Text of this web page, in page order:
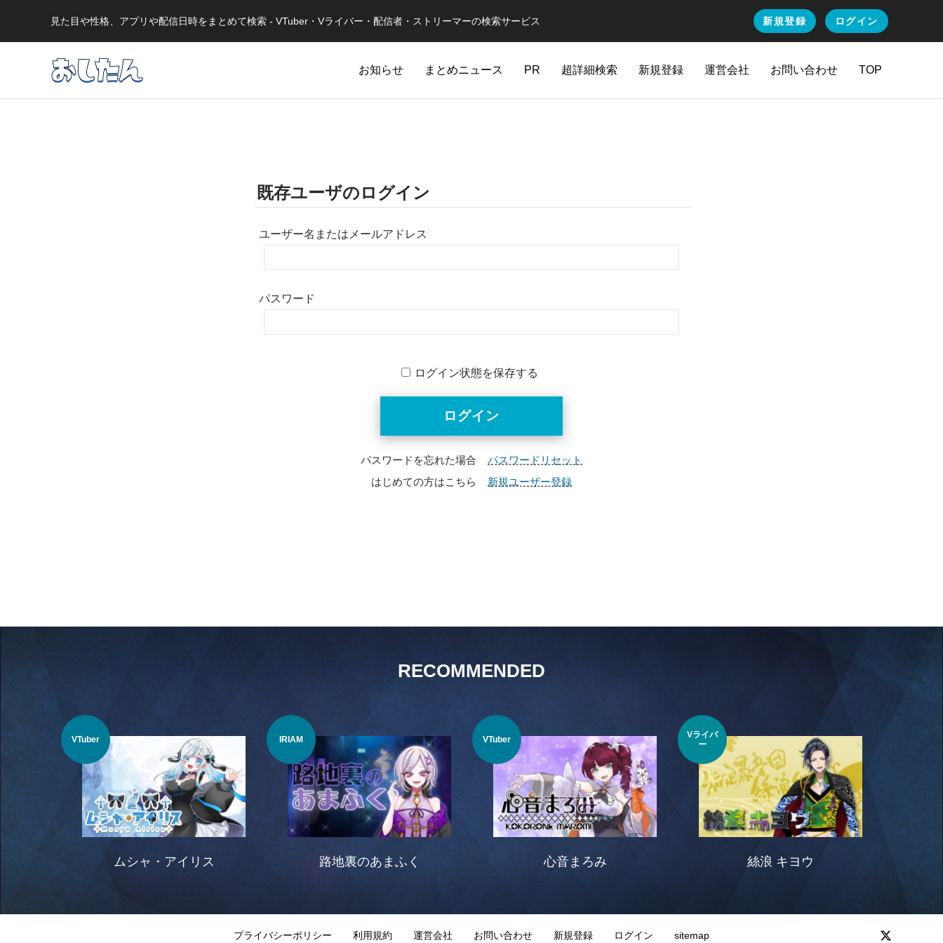
見た目や性格、アプリや配信日時をまとめて検索 - VTuber・Vライバー・配信者・ストリーマーの検索サービス 新規登録 ログイン
お知らせ まとめニュース PR 超詳細検索 新規登録 運営会社 お問い合わせ TOP
既存ユーザのログイン
ユーザー名またはメールアドレス
パスワード
ログイン状態を保存する
パスワードを忘れた場合
パスワードリセット
はじめての方はこちら
新規ユーザー登録
RECOMMENDED
VTuber
ムシャ・アイリス
IRIAM
路地裏のあまふく
VTuber
心音まろみ
Vライバ
ー
絲浪 キヨウ
プライバシーポリシー 利用規約 運営会社 お問い合わせ 新規登録 ログイン sitemap